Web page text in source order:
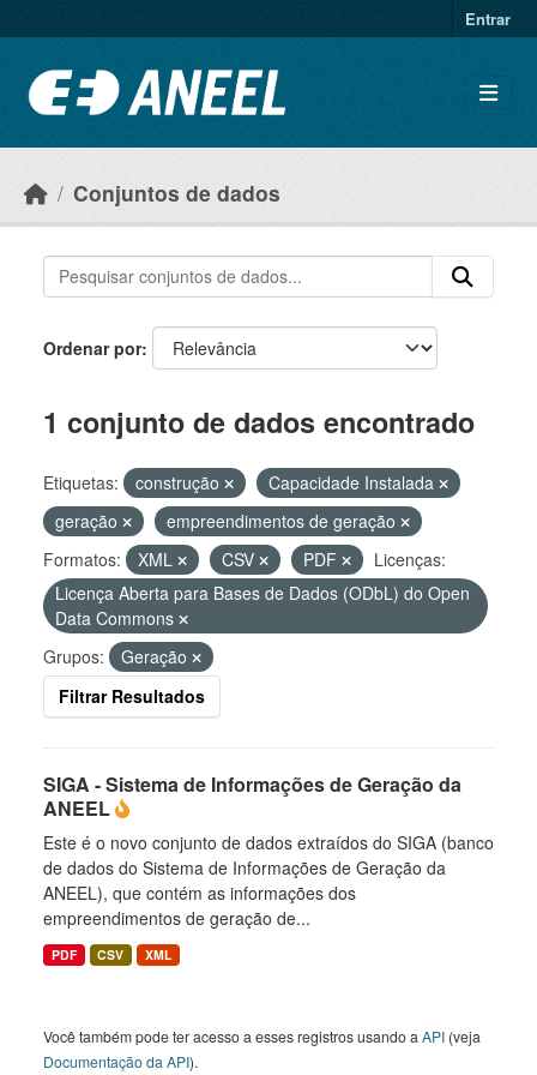
Entrar
Conjuntos de dados
Ordenar por
1 conjunto de dados encontrado
Etiquetas: construção
Capacidade Instalada
geração
empreendimentos de geração
Formatos:
XML CSV PDF
Licenças:
Licença Aberta para Bases de Dados (ODbL) do Open
Data Commons
Grupos:
Geração
Filtrar Resultados
SIGA - Sistema de Informações de Geração da
ANEEL
Este é o novo conjunto de dados extraídos do SIGA (banco
de dados do Sistema de Informações de Geração da
ANEEL), que contém as informações dos
empreendimentos de geração de...
PDF CSV XML
Você também pode ter acesso a esses registros usando a API (veja
Documentação da API).